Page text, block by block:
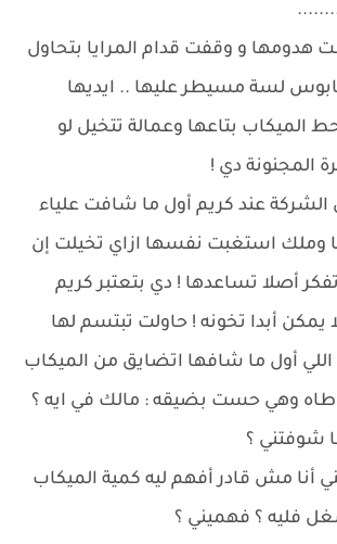
هدومها و وقفت قدام المرايا بتحاول
لسة مسيطر عليها .. ايديها
الميكاب بتاعها وعمالة تتخيل لو
المجنونة دي !
عند كريم أول ما شافت علياء
وملك استغبت نفسها ازاي تخيلت إن
أصلا تساعدها ! دي بتعتبر كريم
يمكن أبدا تخونه ! حاولت تبتسم لها
أول ما شافها اتضايق من الميكاب
حاطاه وهي حست بضيقه : مالك في ايه ؟
شوفتني ؟
أنا مش قادر أفهم ليه كمية الميكاب
فليه ؟ فهميني ؟